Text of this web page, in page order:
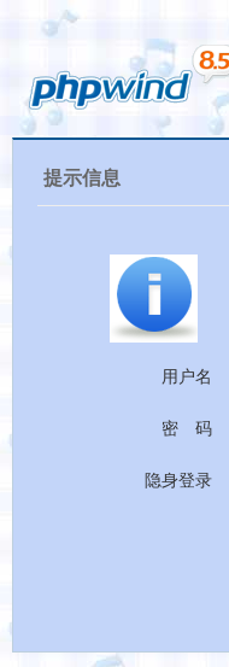
提示信息
用户名
密 码
隐身登录